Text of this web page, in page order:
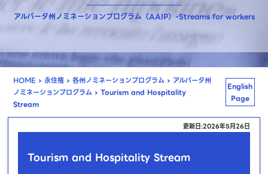
アルバータ州ノミネーションプログラム（AAIP）-Streams for workers
HOME › 永住権 › 各州ノミネーションプログラム › アルバータ州
ノミネーションプログラム › Tourism and Hospitality
Stream
English
Page
更新日:2026年5月26日
Tourism and Hospitality Stream